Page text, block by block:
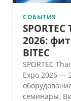
СОБЫТИЯ
2026:
BITEC
SPORTEC
Expo 2026 —
семинары.